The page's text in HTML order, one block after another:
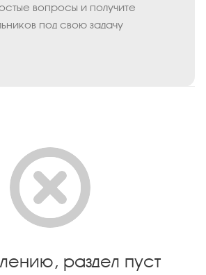
вопросы и получите
под свою задачу
раздел пуст